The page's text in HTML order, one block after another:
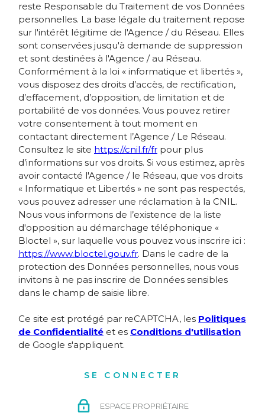
reste Responsable du Traitement de vos Données
personnelles. La base légale du traitement repose
sur l'intérêt légitime de l'Agence / du Réseau. Elles
sont conservées jusqu'à demande de suppression
et sont destinées à l'Agence / au Réseau.
Conformément à la loi « informatique et libertés »,
vous disposez des droits d’accès, de rectification,
d’effacement, d’opposition, de limitation et de
portabilité de vos données. Vous pouvez retirer
votre consentement à tout moment en
contactant directement l’Agence / Le Réseau.
Consultez le site https://cnil.fr/fr pour plus
d’informations sur vos droits. Si vous estimez, après
avoir contacté l'Agence / le Réseau, que vos droits
« Informatique et Libertés » ne sont pas respectés,
vous pouvez adresser une réclamation à la CNIL.
Nous vous informons de l’existence de la liste
d'opposition au démarchage téléphonique «
Bloctel », sur laquelle vous pouvez vous inscrire ici :
https://www.bloctel.gouv.fr. Dans le cadre de la
protection des Données personnelles, nous vous
invitons à ne pas inscrire de Données sensibles
dans le champ de saisie libre.
Ce site est protégé par reCAPTCHA, les Politiques
de Confidentialité et es Conditions d'utilisation
de Google s'appliquent.
SE CONNECTER
ESPACE PROPRIÉTAIRE